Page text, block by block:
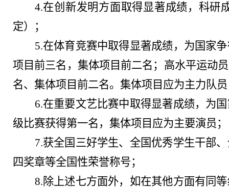
4.在创新发明方面取得显著成绩，科研
定）；
5.在体育竞赛中取得显著成绩，为国家
项目前三名，集体项目前二名；高水平运动
名、集体项目前二名。集体项目应为主力队
6.在重要文艺比赛中取得显著成绩，为
级比赛获得第一名，集体项目应为主要演员；
7.获全国三好学生、全国优秀学生干部
四奖章等全国性荣誉称号；
8.除上述七方面外，如在其他方面有同